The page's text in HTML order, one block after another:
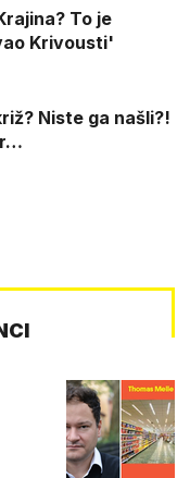
To je
Krivousti'
Niste ga našli?!